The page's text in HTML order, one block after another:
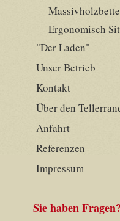
Ergonomisch
"Der Laden"
Unser Betrieb
Kontakt
Über den
Anfahrt
Referenzen
Impressum
Sie haben Fragen?